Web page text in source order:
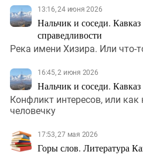
13:16, 24 июня 2026
Нальчик и соседи.
справедливости
Река имени Хизира. Или что-
16:45, 2 июня 2026
Нальчик и соседи.
Конфликт интересов, или
человечку
17:53, 27 мая 2026
Горы слов. Литература